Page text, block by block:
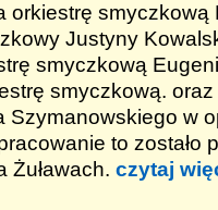
orkiestrę smyczkową
Justyny
smyczkową
smyczkową. oraz
Szymanowskiego w
to zostało
Żuławach. czytaj